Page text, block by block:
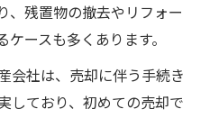
、残置物の撤去やリフォー
ースも多くあります。
会社は、売却に伴う手続き
しており、初めての売却で